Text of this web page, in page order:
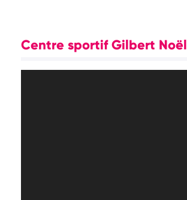
Centre sportif Gilbert Noël